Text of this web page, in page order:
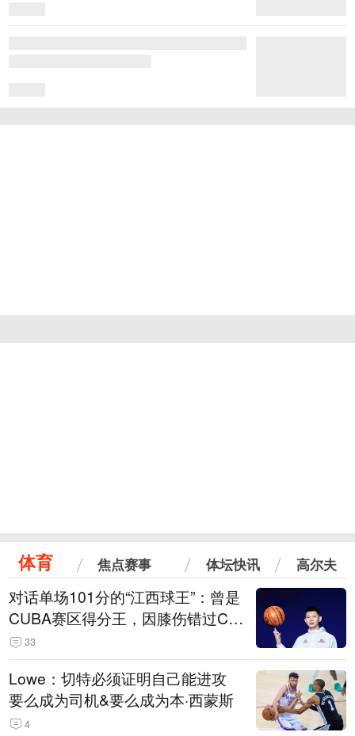
体育 焦点赛事 体坛快讯 高尔夫
对话单场101分的“江西球王”：曾是
CUBA赛区得分王，因膝伤错过CB
A选秀
33
Lowe：切特必须证明自己能进攻
要么成为司机&要么成为本·西蒙斯
4